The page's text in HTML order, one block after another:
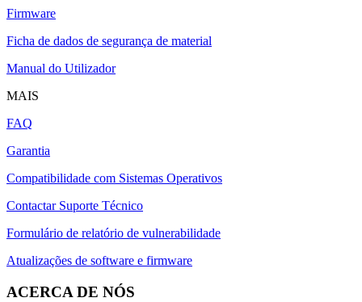
Firmware
Ficha de dados de segurança de material
Manual do Utilizador
MAIS
FAQ
Garantia
Compatibilidade com Sistemas Operativos
Contactar Suporte Técnico
Formulário de relatório de vulnerabilidade
Atualizações de software e firmware
ACERCA DE NÓS